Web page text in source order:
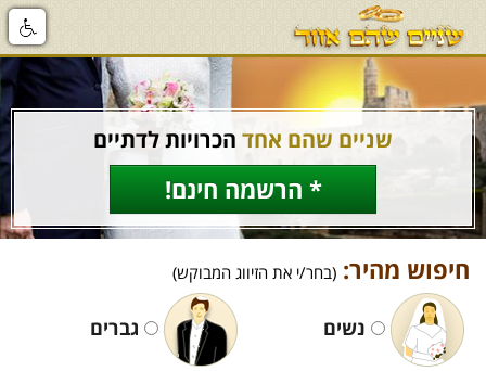
שניים שהם אחד הכרויות לדתיים
* הרשמה חינם!
חיפוש מהיר: (בחר/י את הזיווג המבוקש)
נשים גברים